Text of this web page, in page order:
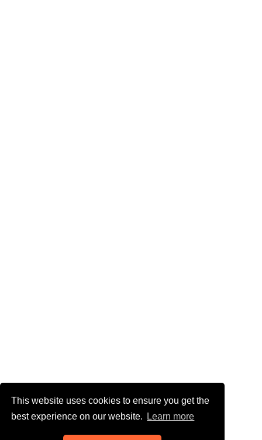
This website uses cookies to ensure you get the
best experience on our website.
Learn more